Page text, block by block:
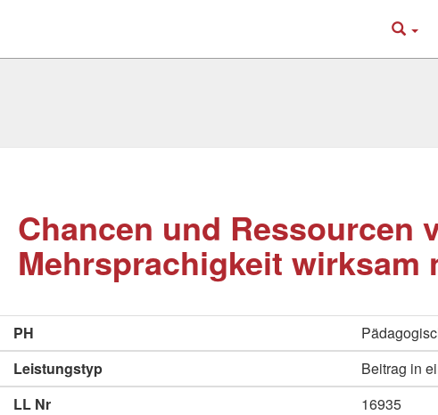
Chancen und Ressourcen
Mehrsprachigkeit wirksam
PH
Leistungstyp
Beitrag in
LL Nr
16935